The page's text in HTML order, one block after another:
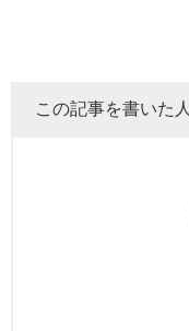
この記事を書いた人